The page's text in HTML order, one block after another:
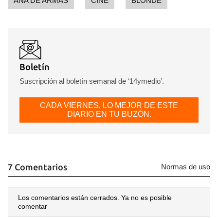
Boletín
Suscripción al boletín semanal de ‘14ymedio’.
CADA VIERNES, LO MEJOR DE ESTE
DIARIO EN TU BUZÓN.
7 Comentarios Normas de uso
Los comentarios están cerrados. Ya no es posible
comentar